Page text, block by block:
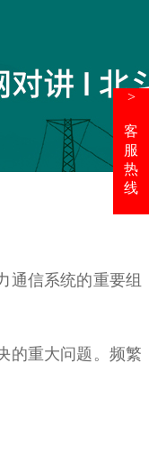
通信系统的重要组
的重大问题。频繁
>
客
服
热
线